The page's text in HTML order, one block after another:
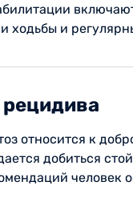
ходьбы и
рецидива
относится к
добиться
человек